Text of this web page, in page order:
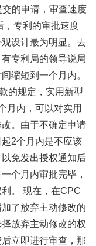
的申请，审查速度
，专利的审批速度
设计最为明显。去
专利局的领导说局
缩短到一个月内。
的规定，实用新型
月内，可以对实用
。由于不确定申请
2个月内是不应该
免发出授权通知后
个月内审批完毕，
。 现在，在CPC
了放弃主动修改的
放弃主动修改的权
立即进行审查，那